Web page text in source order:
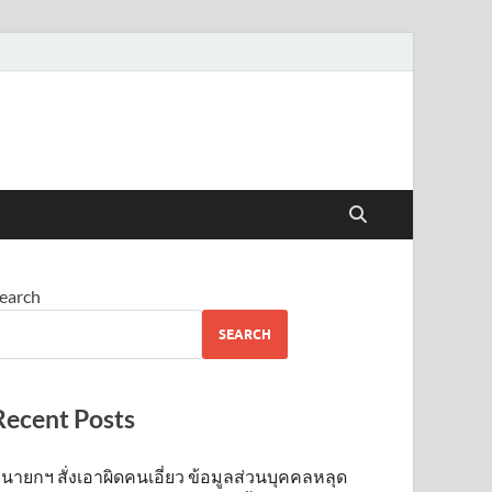
SEARCH
Posts
นายกฯ สั่งเอาผิดคนเอี่ยว ข้อมูลส่วนบุคคลหลุด